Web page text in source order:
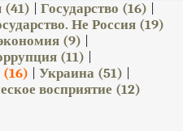
(41) Государство (16)
Не Россия (19)
(9)
(11)
(16) |Украина (51)
восприятие (12)